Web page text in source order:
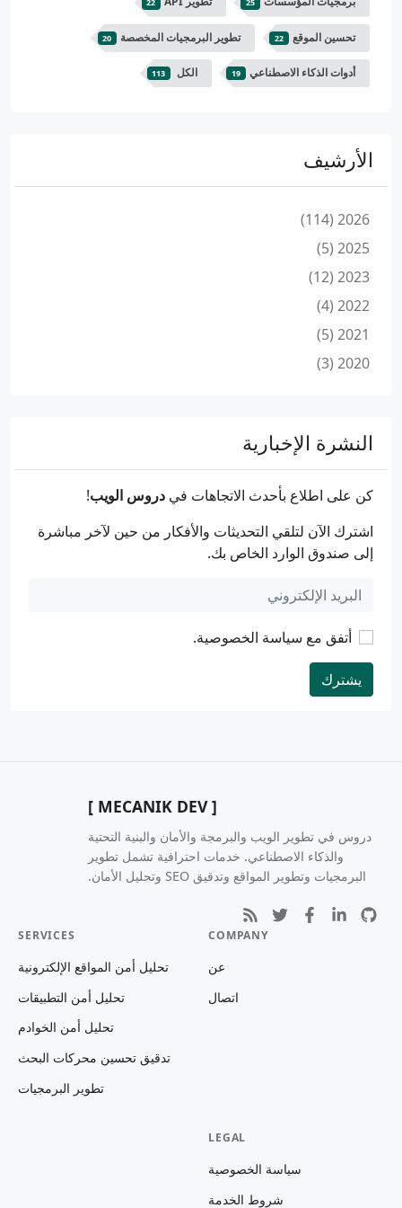
25
22
تحسين الموقع 22 تطوير البرمجيات المخصصة 20
أدوات الذكاء الاصطناعي 19 الكل 113
الأرشيف
2026 (114)
2025 (5)
2023 (12)
2022 (4)
2021 (5)
2020 (3)
النشرة الإخبارية
كن على اطلاع بأحدث الاتجاهات في دروس الويب!
اشترك الآن لتلقي التحديثات والأفكار من حين لآخر مباشرة
إلى صندوق الوارد الخاص بك.
أتفق مع سياسة الخصوصية.
يشترك
[ MECANIK DEV ]
دروس في تطوير الويب والبرمجة والأمان والبنية التحتية
والذكاء الاصطناعي. خدمات احترافية تشمل تطوير
البرمجيات وتطوير المواقع وتدقيق SEO وتحليل الأمان.
COMPANY
عن
اتصال
SERVICES
تحليل أمن المواقع الإلكترونية
تحليل أمن التطبيقات
تحليل أمن الخوادم
تدقيق تحسين محركات البحث
تطوير البرمجيات
LEGAL
سياسة الخصوصية
شروط الخدمة